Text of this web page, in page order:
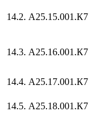
14.2. A25.15.001.К7
14.3. A25.16.001.К7
14.4. A25.17.001.К7
14.5. A25.18.001.К7